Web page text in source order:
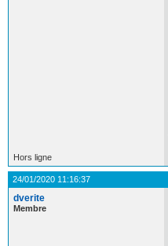
Hors ligne
24/01/2020 11:16:37
dverite
Membre